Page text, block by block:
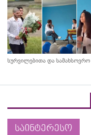
სურვილებითა და სამახსოვრო
საინტერესო